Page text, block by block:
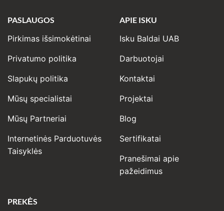
PASLAUGOS
Pirkimas išsimokėtinai
Privatumo politika
Slapukų politika
Mūsų specialistai
Mūsų Partneriai
Internetinės Parduotuvės
Taisyklės
APIE ISKU
Isku Baldai UAB
Darbuotojai
Kontaktai
Projektai
Blog
Sertifikatai
Pranešimai apie
pažeidimus
PREKĖS